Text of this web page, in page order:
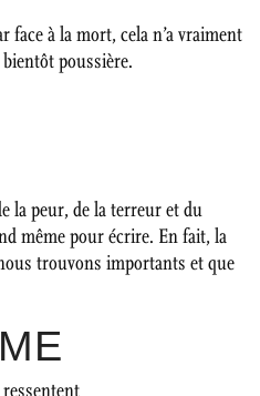
face à la mort, cela n’a vraiment
poussière.
la peur, de la terreur et du
même pour écrire. En fait, la
trouvons importants et que